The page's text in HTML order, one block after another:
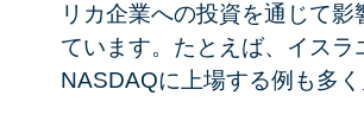
リカ企業への投資を通じて影
ています。たとえば、イスラ
NASDAQに上場する例も多く